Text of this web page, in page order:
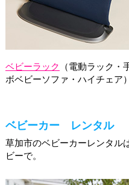
ベビーラック （電動ラック・
ボベビーソファ・ハイチェア）
ベビーカー レンタル
草加市のベビーカーレンタル
ビーで。